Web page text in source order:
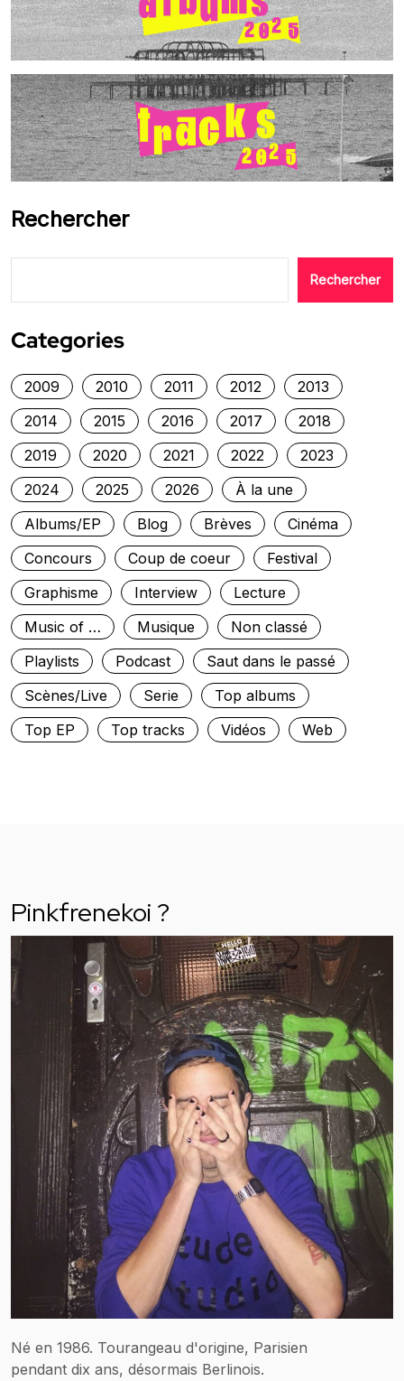
Rechercher
Rechercher
Categories
2009 2010 2011 2012
2013
2014
2015 2016 2017
2018
2019
2020 2021 2022
2023
2024
2025 2026
À la une
Albums/EP
Blog Brèves
Cinéma
Concours
Coup de coeur
Festival
Graphisme
Interview
Lecture
Music of …
Musique
Non classé
Playlists
Podcast
Saut dans le passé
Scènes/Live
Serie
Top albums
Top EP
Top tracks Vidéos Web
Pinkfrenekoi ?
Né en 1986. Tourangeau d'origine, Parisien
pendant dix ans, désormais Berlinois.